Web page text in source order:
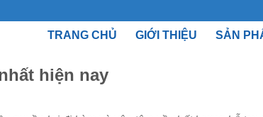
TRANG CHỦ GIỚI THIỆU SẢN
hiện nay